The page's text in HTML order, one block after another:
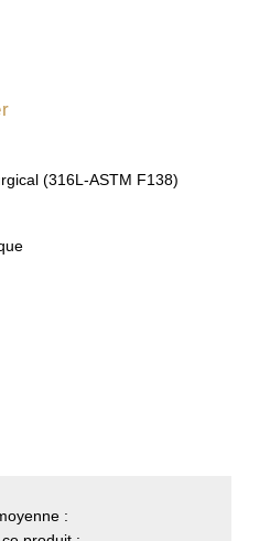
(316L-ASTM F138)
: